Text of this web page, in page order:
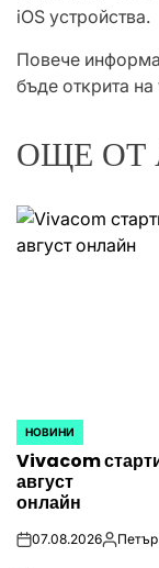
iOS устройства.
Повече
бъде открита на
ОЩЕ ОТ
POSTED
IN
НОВИНИ
Vivacom
август
онлайн
on07.08.2026Posted